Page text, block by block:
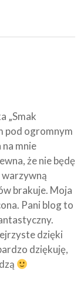
„Smak
pod ogromnym
na mnie
że nie będę
warzywną
brakuje. Moja
Pani blog to
dzięki
dziękuję,